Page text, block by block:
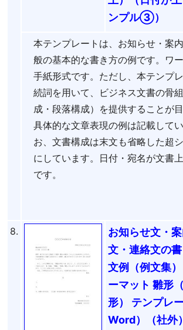
ンプル③）
本テンプレートは、お知らせ・案
般の基本的な書き方の例です。ワ
手紙形式です。ただし、本テンプ
続詞を用いて、ビジネス文書の骨
成・段落構成）を提供することが目
具体的な文章表現の例は記載して
お、文書構成は末文も省略した超
にしています。日付・宛名が文書
です。
8.
お知らせ文・
文・連絡文の書
文例（例文集
ーマット 雛形
形） テンプレ
Word）（社外